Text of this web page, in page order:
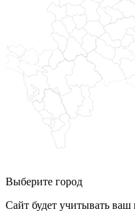
Выберите город
Сайт будет учитывать